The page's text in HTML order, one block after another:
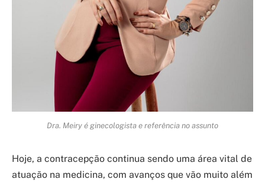
Dra. Meiry é ginecologista e referência no assunto
Hoje, a contracepção continua sendo uma área vital de
atuação na medicina, com avanços que vão muito além